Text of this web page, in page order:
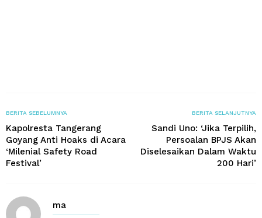
BERITA SEBELUMNYA
Kapolresta Tangerang
Goyang Anti Hoaks di Acara
‘Milenial Safety Road
Festival’
BERITA SELANJUTNYA
Sandi Uno: ‘Jika Terpilih,
Persoalan BPJS Akan
Diselesaikan Dalam Waktu
200 Hari’
ma